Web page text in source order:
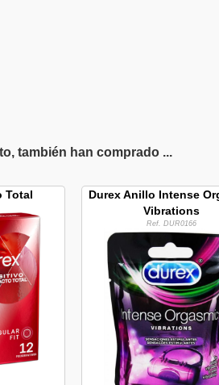
también han comprado ...
Total
Durex Anillo Intense
Vibrations
Ref. DUR0166